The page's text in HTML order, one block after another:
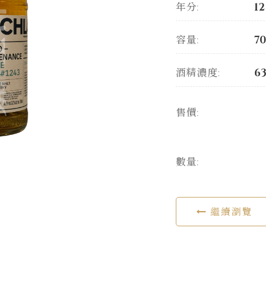
年分:
容量:
酒精濃度:
售價:
數量:
繼續瀏覽